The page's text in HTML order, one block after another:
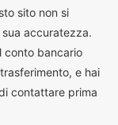
sito non si
accuratezza.
conto bancario
e hai
contattare prima